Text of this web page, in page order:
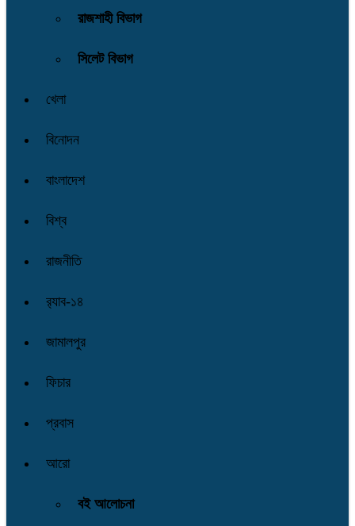
রাজশাহী বিভাগ
সিলেট বিভাগ
খেলা
বিনোদন
বাংলাদেশ
বিশ্ব
রাজনীতি
র‌্যাব-১৪
জামালপুর
ফিচার
প্রবাস
আরো
বই আলোচনা